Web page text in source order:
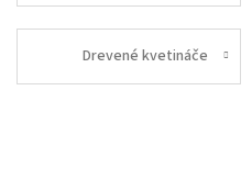
Drevené kvetináče